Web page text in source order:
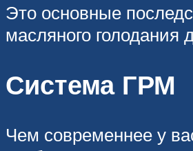
Это основные
масляного голодания
Система ГРМ
Чем современнее у